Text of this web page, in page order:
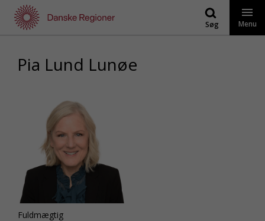
indhold
Søg Menu
Pia Lund Lunøe
Fuldmægtig